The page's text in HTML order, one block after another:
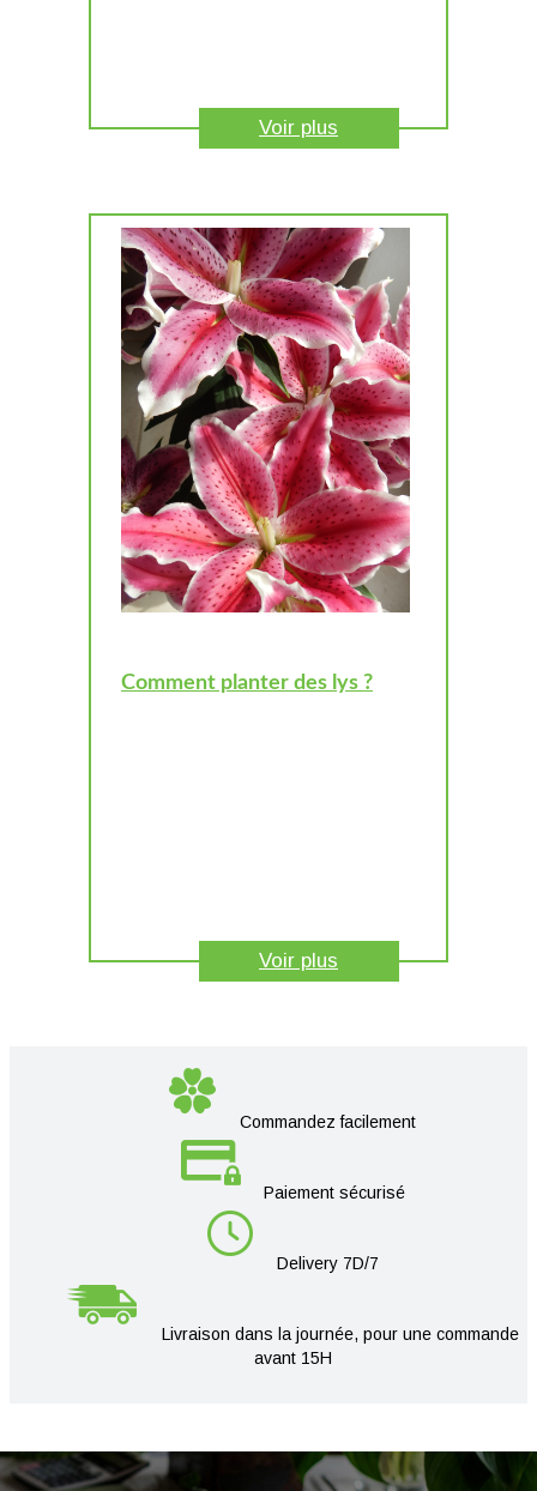
Voir plus
Comment planter des lys ?
Voir plus
Commandez facilement
Paiement sécurisé
Delivery 7D/7
Livraison dans la journée, pour une commande
avant 15H